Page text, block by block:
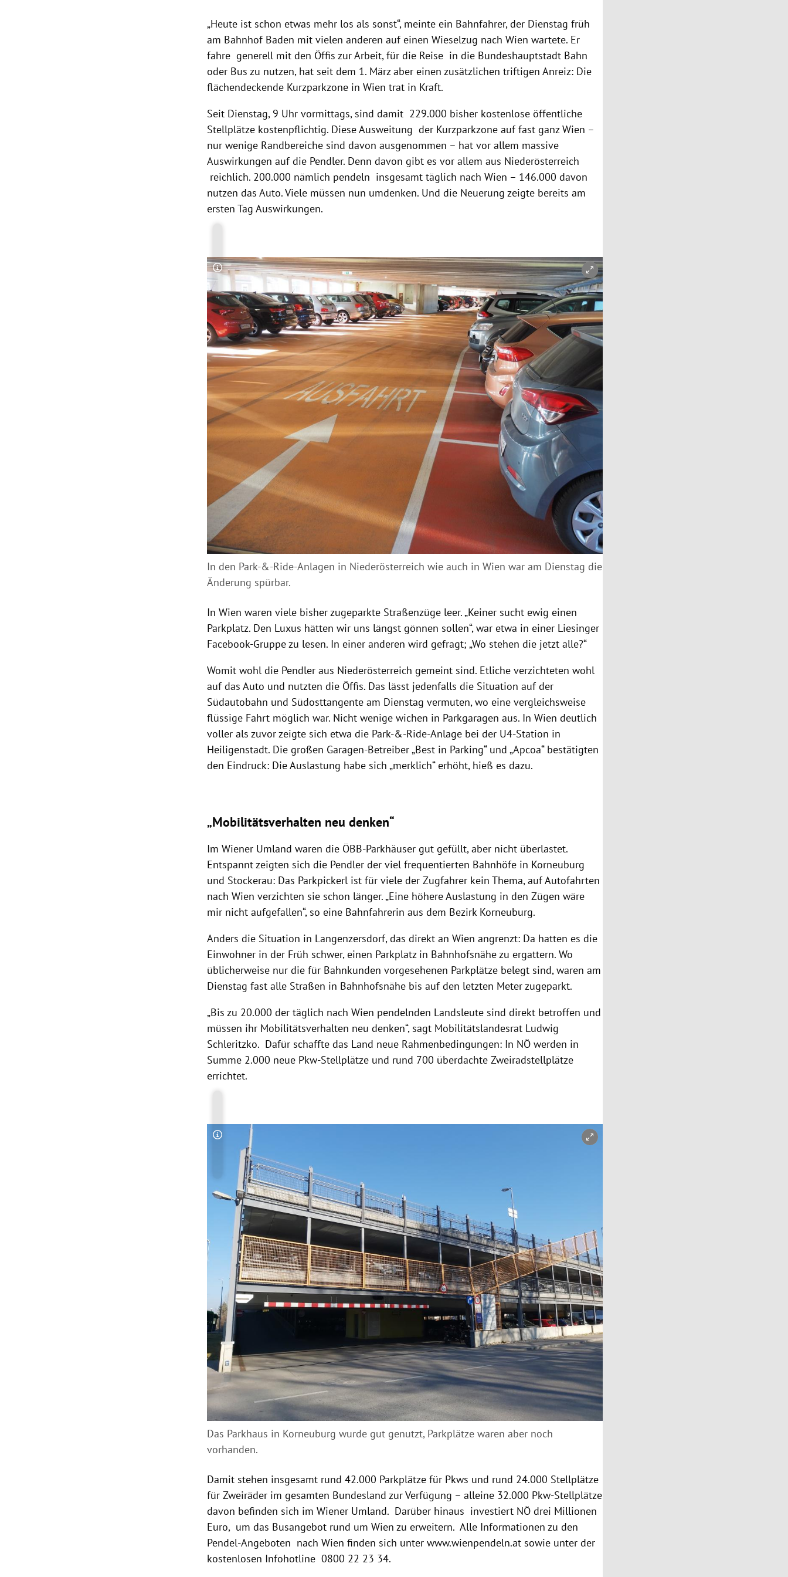
„Heute ist schon etwas mehr los als sonst“, meinte ein Bahnfahrer, der Dienstag früh
am Bahnhof Baden mit vielen anderen auf einen Wieselzug nach Wien wartete. Er
fahre generell mit den Öffis zur Arbeit, für die Reise in die Bundeshauptstadt Bahn
oder Bus zu nutzen, hat seit dem 1. März aber einen zusätzlichen triftigen Anreiz: Die
flächendeckende Kurzparkzone in Wien trat in Kraft.
Seit Dienstag, 9 Uhr vormittags, sind damit 229.000 bisher kostenlose öffentliche
Stellplätze kostenpflichtig. Diese Ausweitung der Kurzparkzone auf fast ganz Wien –
nur wenige Randbereiche sind davon ausgenommen – hat vor allem massive
Auswirkungen auf die Pendler. Denn davon gibt es vor allem aus Niederösterreich
reichlich. 200.000 nämlich pendeln insgesamt täglich nach Wien – 146.000 davon
nutzen das Auto. Viele müssen nun umdenken. Und die Neuerung zeigte bereits am
ersten Tag Auswirkungen.
Copyright-Hinweis öffnen/schließen
In den Park-&-Ride-Anlagen in Niederösterreich wie auch in Wien war am Dienstag die
Änderung spürbar.
In Wien waren viele bisher zugeparkte Straßenzüge leer. „Keiner sucht ewig einen
Parkplatz. Den Luxus hätten wir uns längst gönnen sollen“, war etwa in einer Liesinger
Facebook-Gruppe zu lesen. In einer anderen wird gefragt; „Wo stehen die jetzt alle?“
Womit wohl die Pendler aus Niederösterreich gemeint sind. Etliche verzichteten wohl
auf das Auto und nutzten die Öffis. Das lässt jedenfalls die Situation auf der
Südautobahn und Südosttangente am Dienstag vermuten, wo eine vergleichsweise
flüssige Fahrt möglich war. Nicht wenige wichen in Parkgaragen aus. In Wien deutlich
voller als zuvor zeigte sich etwa die Park-&-Ride-Anlage bei der U4-Station in
Heiligenstadt. Die großen Garagen-Betreiber „Best in Parking“ und „Apcoa“ bestätigten
den Eindruck: Die Auslastung habe sich „merklich“ erhöht, hieß es dazu.
„Mobilitätsverhalten neu denken“
Im Wiener Umland waren die ÖBB-Parkhäuser gut gefüllt, aber nicht überlastet.
Entspannt zeigten sich die Pendler der viel frequentierten Bahnhöfe in Korneuburg
und Stockerau: Das Parkpickerl ist für viele der Zugfahrer kein Thema, auf Autofahrten
nach Wien verzichten sie schon länger. „Eine höhere Auslastung in den Zügen wäre
mir nicht aufgefallen“, so eine Bahnfahrerin aus dem Bezirk Korneuburg.
Anders die Situation in Langenzersdorf, das direkt an Wien angrenzt: Da hatten es die
Einwohner in der Früh schwer, einen Parkplatz in Bahnhofsnähe zu ergattern. Wo
üblicherweise nur die für Bahnkunden vorgesehenen Parkplätze belegt sind, waren am
Dienstag fast alle Straßen in Bahnhofsnähe bis auf den letzten Meter zugeparkt.
„Bis zu 20.000 der täglich nach Wien pendelnden Landsleute sind direkt betroffen und
müssen ihr Mobilitätsverhalten neu denken“, sagt Mobilitätslandesrat Ludwig
Schleritzko. Dafür schaffte das Land neue Rahmenbedingungen: In NÖ werden in
Summe 2.000 neue Pkw-Stellplätze und rund 700 überdachte Zweiradstellplätze
errichtet.
Copyright-Hinweis öffnen/schließen
Das Parkhaus in Korneuburg wurde gut genutzt, Parkplätze waren aber noch
vorhanden.
Damit stehen insgesamt rund 42.000 Parkplätze für Pkws und rund 24.000 Stellplätze
für Zweiräder im gesamten Bundesland zur Verfügung – alleine 32.000 Pkw-Stellplätze
davon befinden sich im Wiener Umland. Darüber hinaus investiert NÖ drei Millionen
Euro, um das Busangebot rund um Wien zu erweitern. Alle Informationen zu den
Pendel-Angeboten nach Wien finden sich unter www.wienpendeln.at sowie unter der
kostenlosen Infohotline 0800 22 23 34.